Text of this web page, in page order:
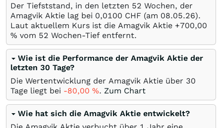
Der Tiefststand, in den letzten 52 Wochen, der
Amagvik Aktie lag bei 0,0100 CHF (am 08.05.26).
Laut aktuellem Kurs ist die Amagvik Aktie +700,00
% vom 52 Wochen-Tief entfernt.
Wie ist die Performance der Amagvik Aktie der
letzten 30 Tage?
Die Wertentwicklung der Amagvik Aktie über 30
Tage liegt bei -80,00 %. Zum Chart
Wie hat sich die Amagvik Aktie entwickelt?